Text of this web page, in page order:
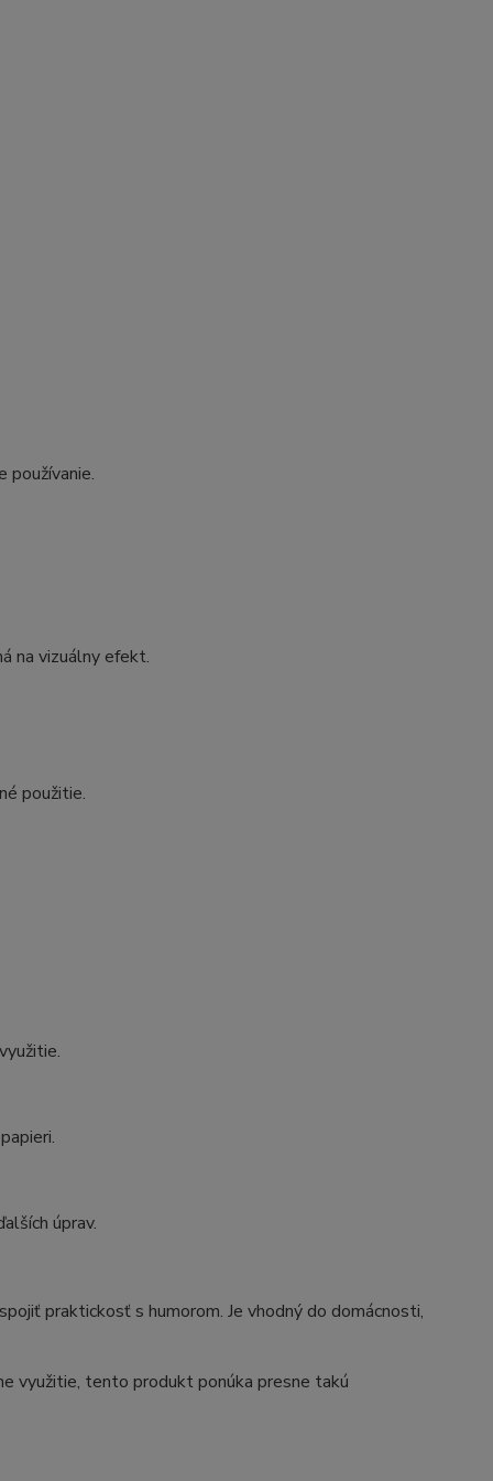
používanie.
na vizuálny efekt.
použitie.
úprav.
praktickosť s humorom. Je vhodný do domácnosti,
využitie, tento produkt ponúka presne takú